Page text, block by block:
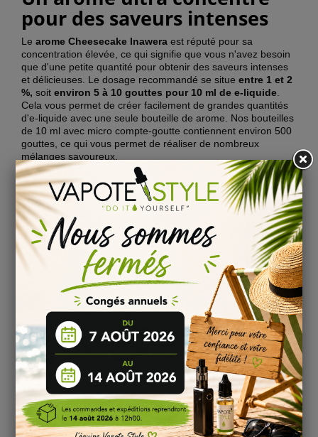
pour des saveurs intenses
Le arome Cheesecake Inawera est réputé pour sa
concentration élevée, ce qui signifie que vous n'avez besoin
que d'une petite quantité pour obtenir des saveurs intenses
et délicieuses. Le dosage recommandé se situe entre 1 et 2
%, soit environ 5 à 10 gouttes pour 10 ml de e-liquide.
Cela vous permet de créer facilement de grandes quantités
d'e-liquide avec une seule bouteille de arome. Nos bouteilles
de 10 ml avec micro compte-goutte contiennent environ 500
gouttes, ce qui vous permet de réaliser de nombreux
mélanges savoureux.
Comment utiliser le arome
Cheesecake Inawera pour
votre DIY e-liquide
Cheesecake Inaweraest conçu pour être utilisé
dans le cadre du DIY e-liquide. Il peut être mélangé avec une
base e-liquidede votre choix pour créer votre propre e-
liquide fait maison. Vous pouvez également l'ajouter à un e-
liquide existant pour améliorer son goût. L'utilisation de ce
arome est extrêmement simple. Il vous suffit d'ajouter la
quantité recommandée à votre base e-liquide et de bien
agiter le mélange. Vous pouvez ajuster le dosage selon vos
préférences personnelles.
Disponibilité et formats